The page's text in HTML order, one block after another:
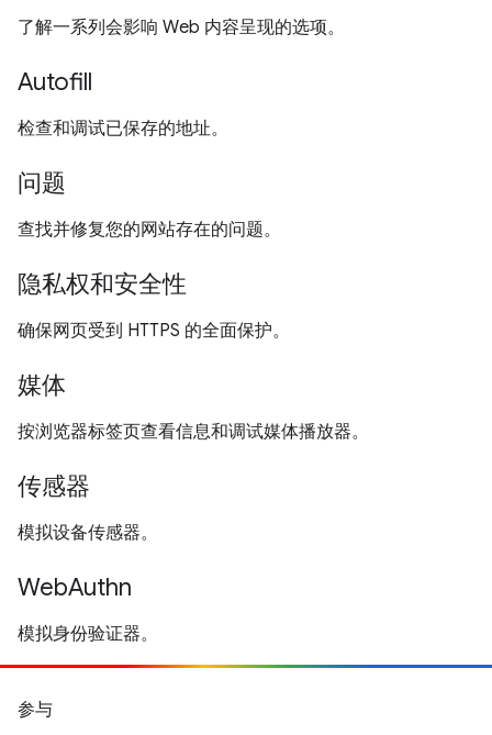
了解一系列会影响 Web 内容呈现的选项。
Autofill
检查和调试已保存的地址。
问题
查找并修复您的网站存在的问题。
隐私权和安全性
确保网页受到 HTTPS 的全面保护。
媒体
按浏览器标签页查看信息和调试媒体播放器。
传感器
模拟设备传感器。
WebAuthn
模拟身份验证器。
参与